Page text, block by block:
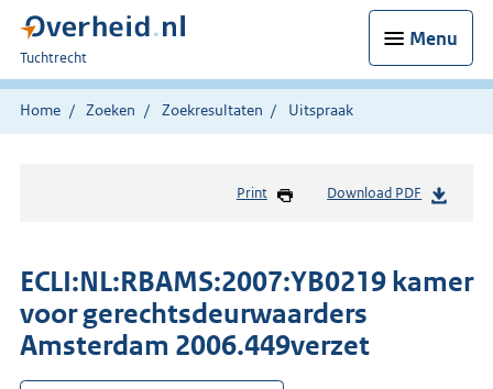
Menu
U
bent
hier:
Tuchtrecht
Home Zoeken Zoekresultaten Uitspraak
Print Download PDF
ECLI:NL:RBAMS:2007:YB0219 kamer
voor gerechtsdeurwaarders
Amsterdam 2006.449verzet